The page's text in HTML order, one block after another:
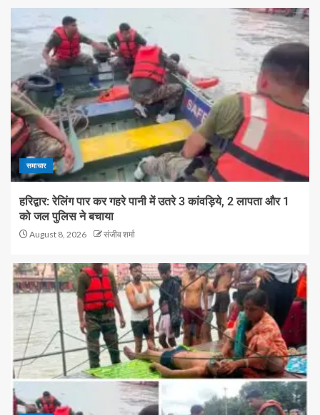
समाचार
हरिद्वार: रेलिंग पार कर गहरे पानी में उतरे 3 कांवड़िये, 2 लापता और 1
को जल पुलिस ने बचाया
August 8, 2026 संजीव शर्मा